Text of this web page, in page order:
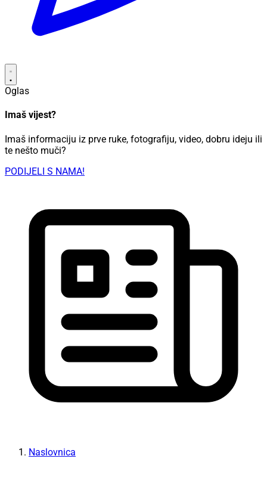
Oglas
Imaš vijest?
Imaš informaciju iz prve ruke, fotografiju, video, dobru ideju ili
te nešto muči?
PODIJELI S NAMA!
Naslovnica